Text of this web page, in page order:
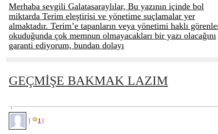
Merhaba sevgili Galatasaraylılar, Bu yazının içinde bol
miktarda Terim eleştirisi ve yönetime suçlamalar yer
almaktadır. Terim’e tapanların veya yönetimi haklı
okuduğunda çok memnun olmayacakları bir yazı olacağını
garanti ediyorum, bundan dolayı
GEÇMİŞE BAKMAK LAZIM
1